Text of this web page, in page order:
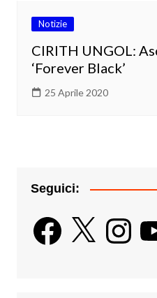
Notizie
CIRITH UNGOL:
‘Forever Black’
25 Aprile 2020
Seguici:
Facebook
X Instagram